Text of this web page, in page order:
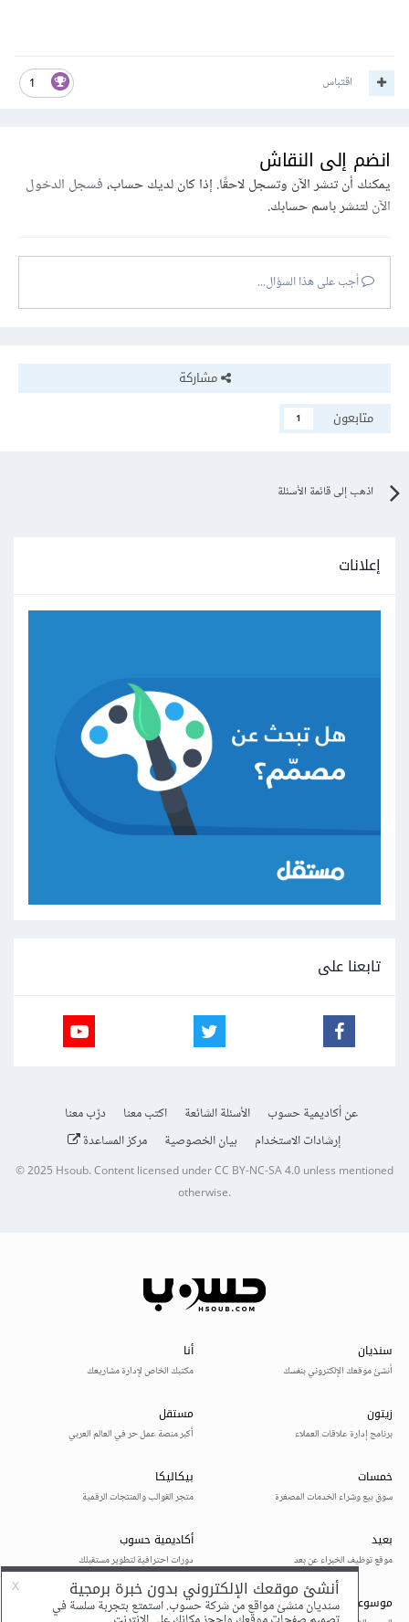
1 اقتباس
انضم إلى النقاش
يمكنك أن تنشر الآن وتسجل لاحقًا. إذا كان لديك حساب،فسجل الدخول
الآنلتنشر باسم حسابك.
أجب على هذا السؤال...
مشاركة
متابعون
1
اذهب إلى قائمة الأسئلة
إعلانات
تابعنا على
عن أكاديمية حسوب الأسئلة الشائعة اكتب معنا
درّب معنا
إرشادات الاستخدام
بيان الخصوصية مركز المساعدة
© 2025Hsoub.Content licensed underCC BY-NC-SA 4.0unless mentioned
otherwise.